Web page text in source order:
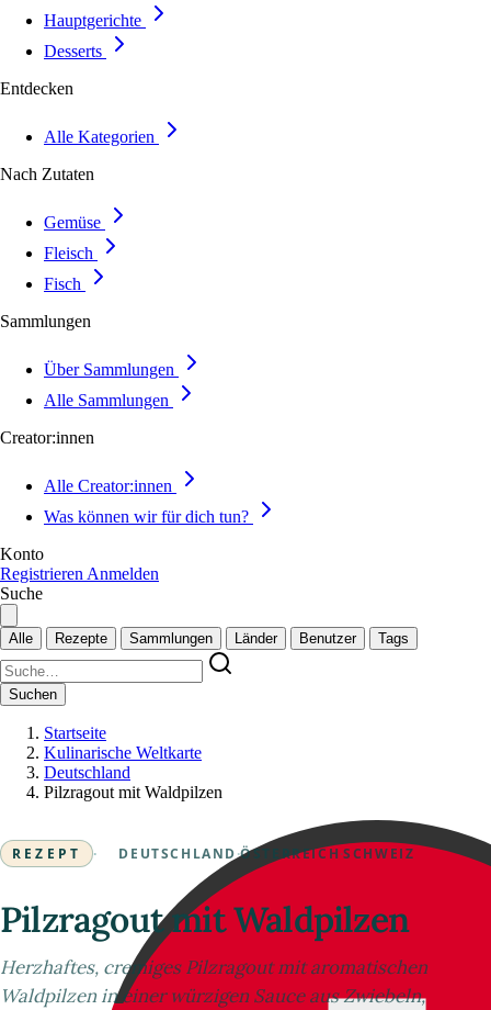
Hauptgerichte
Desserts
Entdecken
Alle Kategorien
Nach Zutaten
Gemüse
Fleisch
Fisch
Sammlungen
Über Sammlungen
Alle Sammlungen
Creator:innen
Alle Creator:innen
Was können wir für dich tun?
Konto
Registrieren Anmelden
Suche
Alle Rezepte Sammlungen Länder Benutzer Tags
Suchen
Startseite
Kulinarische Weltkarte
Deutschland
Pilzragout mit Waldpilzen
REZEPT · DEUTSCHLAND ·ÖSTERREICH ·SCHWEIZ
Pilzragout mit Waldpilzen
Herzhaftes, cremiges Pilzragout mit aromatischen
Waldpilzen in einer würzigen Sauce aus Zwiebeln,